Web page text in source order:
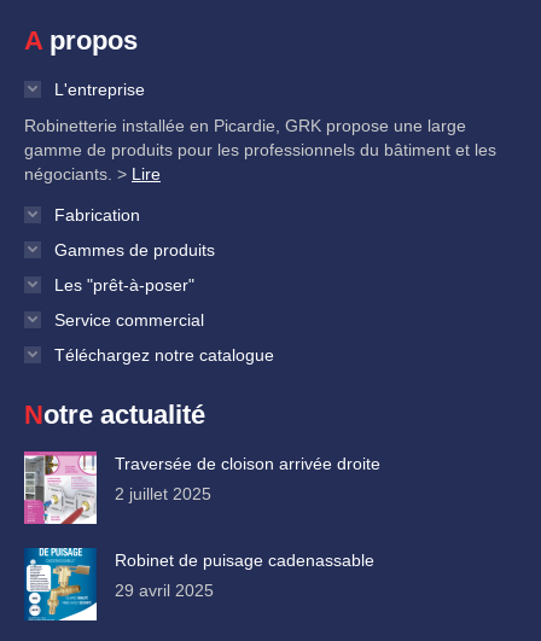
A propos
L'entreprise
Robinetterie installée en Picardie, GRK propose une large
gamme de produits pour les professionnels du bâtiment et les
négociants. > Lire
Fabrication
Gammes de produits
Les "prêt-à-poser"
Service commercial
Téléchargez notre catalogue
Notre actualité
Traversée de cloison arrivée droite
2 juillet 2025
Robinet de puisage cadenassable
29 avril 2025